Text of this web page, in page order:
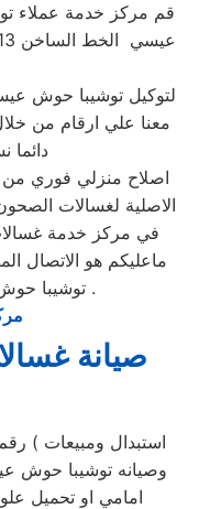
قم مركز خدمة عملاء
لتوكيل توشيبا حوش
دائما
اصلاح منزلي فوري من
الاصلية لغسالات
في مركز خدمة
ماعليكم هو الاتصال
توشيبا حوش عيسي المعتمد في مصر .
صيانة
رقم
وصيانه توشيبا حوش
امامي او تحميل